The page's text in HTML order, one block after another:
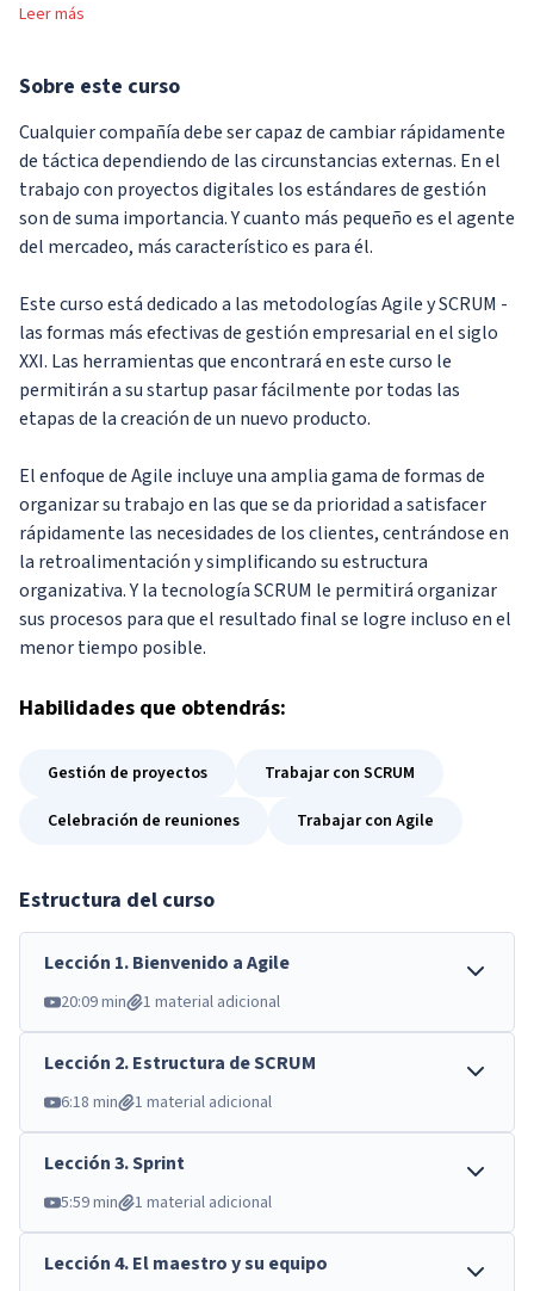
Leer más
Sobre este curso
Cualquier compañía debe ser capaz de cambiar rápidamente
de táctica dependiendo de las circunstancias externas. En el
trabajo con proyectos digitales los estándares de gestión
son de suma importancia. Y cuanto más pequeño es el agente
del mercadeo, más característico es para él.
Este curso está dedicado a las metodologías Agile y SCRUM -
las formas más efectivas de gestión empresarial en el siglo
XXI. Las herramientas que encontrará en este curso le
permitirán a su startup pasar fácilmente por todas las
etapas de la creación de un nuevo producto.
El enfoque de Agile incluye una amplia gama de formas de
organizar su trabajo en las que se da prioridad a satisfacer
rápidamente las necesidades de los clientes, centrándose en
la retroalimentación y simplificando su estructura
organizativa. Y la tecnología SCRUM le permitirá organizar
sus procesos para que el resultado final se logre incluso en el
menor tiempo posible.
Habilidades que obtendrás:
Gestión de proyectos
Trabajar con SCRUM
Celebración de reuniones
Trabajar con Agile
Estructura del curso
Lección 1.Bienvenido a Agile
20:09 min 1 material adicional
Lección 2.Estructura de SCRUM
6:18 min 1 material adicional
Lección3.Sprint
5:59 min 1 material adicional
Lección4.El maestro y su equipo